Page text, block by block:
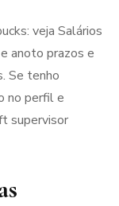
veja Salários
anoto prazos e
Se tenho
no perfil e
supervisor